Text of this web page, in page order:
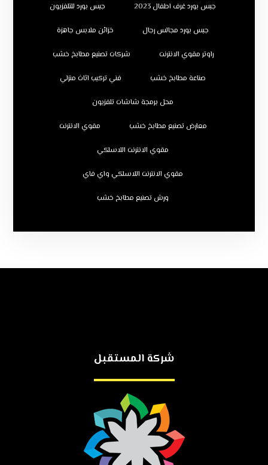
جبس بورد غرف اطفال 2023 جبس بورد للتلفزيون
جبس بورد مجالس رجال خزائن ملابس جاهزة
راوتر مقوي الانترنت شركات تصنيع مطابخ خشب
صناعة مطابخ خشب فني تركيب اثاث منزلي
محل برمجة شاشات تلفزيون
معارض تصنيع مطابخ خشب مقوي الانترنت
مقوي الانترنت اللاسلكي
مقوي الانترنت اللاسلكي واي فاي
ورش تصنيع مطابخ خشب
شركة المستقبل